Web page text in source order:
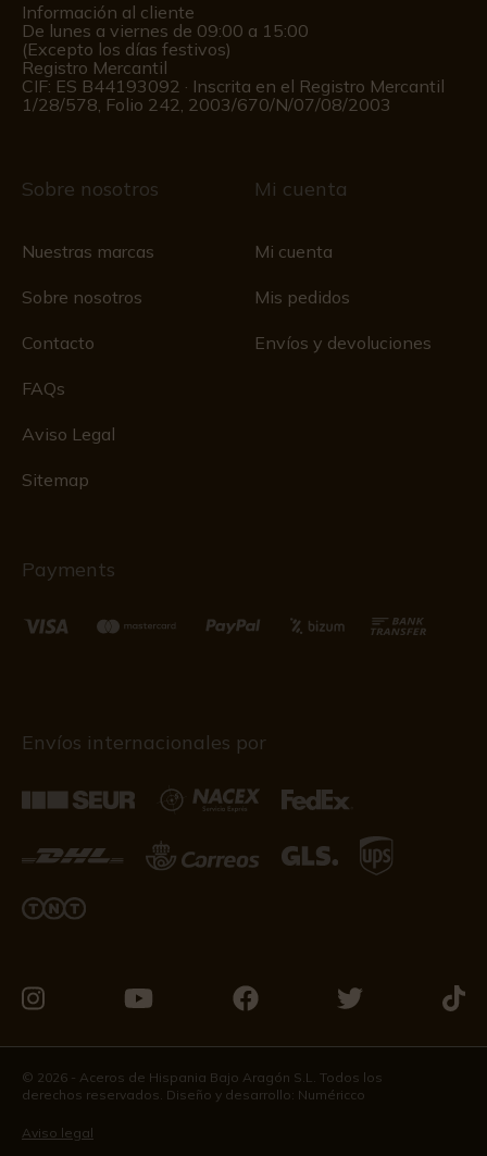
Información al cliente
De lunes a viernes de 09:00 a 15:00
(Excepto los días festivos)
Registro Mercantil
CIF: ES B44193092 · Inscrita en el Registro Mercantil
1/28/578, Folio 242, 2003/670/N/07/08/2003
Sobre nosotros
Nuestras marcas
Sobre nosotros
Contacto
FAQs
Aviso Legal
Sitemap
Mi cuenta
Mi cuenta
Mis pedidos
Envíos y devoluciones
Payments
Envíos internacionales por
en
Instagram
en
Youtube
en
Facebook
en
Twitter
en
© 2026 - Aceros de Hispania Bajo Aragón S.L. Todos los
derechos reservados. Diseño y desarrollo: Numéricco
Aviso legal